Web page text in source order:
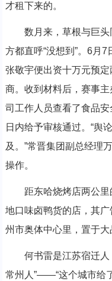
才租下来的。
数月来，草根与巨头
方都直呼“没想到”。6月
张敬宇便出资十万元预
商。收到材料后，赛事
司工作人员查看了食品
日内给予审核通过。“舆
及。”常晋集团副总经理
操作。
距东哈烧烤店两公里
地口味卤鸭货的店，其
州市奥体中心里，置于大
何书雷是江苏宿迁人
常州人”——“这个城市给